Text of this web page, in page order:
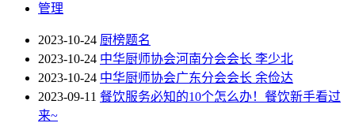
管理
2023-10-24 厨榜题名
2023-10-24 中华厨师协会河南分会会长 李少北
2023-10-24 中华厨师协会广东分会会长 余俭达
2023-09-11 餐饮服务必知的10个怎么办！餐饮新手看过
来~